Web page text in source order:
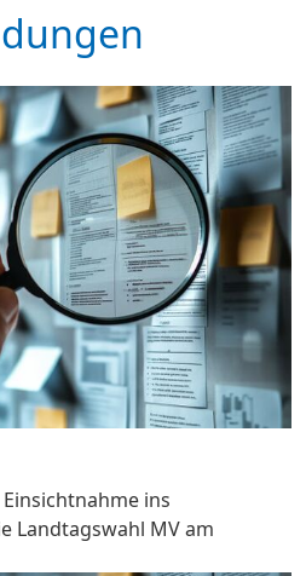
ins
Landtagswahl MV am